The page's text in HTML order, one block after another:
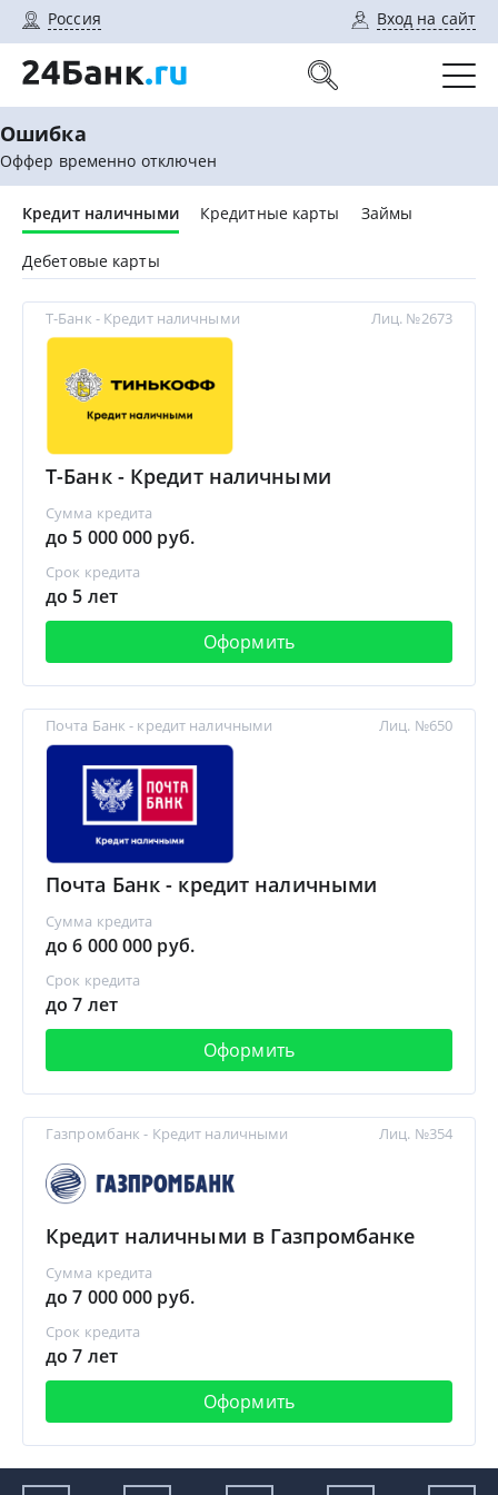
Россия Вход на сайт
Ошибка
Оффер временно отключен
Кредит наличными Кредитные карты Займы
Дебетовые карты
Т-Банк - Кредит наличными
Т-Банк - Кредит наличными
Сумма кредита
до 5 000 000 руб.
Срок кредита
до 5 лет
Оформить
Лиц. №2673
Почта Банк - кредит наличными
Почта Банк - кредит наличными
Сумма кредита
до 6 000 000 руб.
Срок кредита
до 7 лет
Оформить
Лиц. №650
Газпромбанк - Кредит наличными
Кредит наличными в Газпромбанке
Сумма кредита
до 7 000 000 руб.
Срок кредита
до 7 лет
Оформить
Лиц. №354